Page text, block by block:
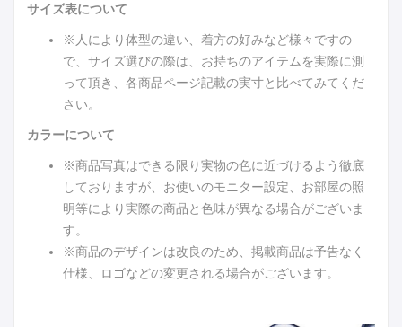
サイズ表について
※人により体型の違い、着方の好みなど様々ですの
で、サイズ選びの際は、お持ちのアイテムを実際に測
って頂き、各商品ページ記載の実寸と比べてみてくだ
さい。
カラーについて
※商品写真はできる限り実物の色に近づけるよう徹底
しておりますが、お使いのモニター設定、お部屋の照
明等により実際の商品と色味が異なる場合がございま
す。
※商品のデザインは改良のため、掲載商品は予告なく
仕様、ロゴなどの変更される場合がございます。